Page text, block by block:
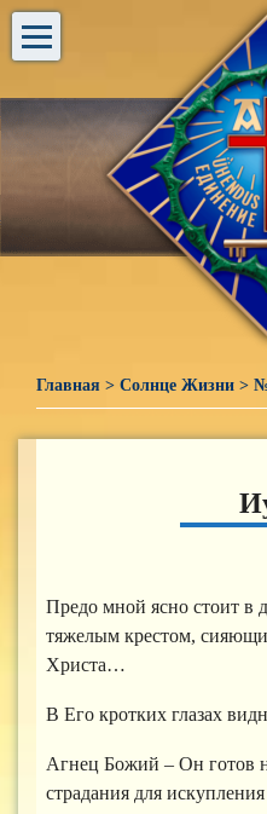
Главная > Солнце Жизни >
Предо мной ясно стоит в
тяжелым крестом,
Христа…
В Его кротких глазах
Агнец Божий – Он готов
страдания для